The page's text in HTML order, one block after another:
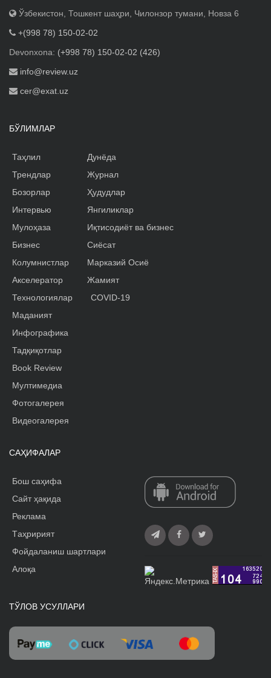
Ўзбекистон, Тошкент шаҳри, Чилонзор тумани, Новза 6
+(998 78) 150-02-02
Devonxona: (+998 78) 150-02-02 (426)
info@review.uz
cer@exat.uz
БЎЛИМЛАР
Таҳлил
Трендлар
Бозорлар
Интервью
Мулоҳаза
Бизнес
Колумнистлар
Акселератор
Дунёда
Журнал
Ҳудудлар
Янгиликлар
Иқтисодиёт ва бизнес
Сиёсат
Марказий Осиё
Жамият
Технологиялар
Маданият
Инфографика
Тадқиқотлар
Book Review
Мултимедиа
Фотогалерея
Видеогалерея
COVID-19
САҲИФАЛАР
Бош саҳифа
Сайт ҳақида
Реклама
Tаҳририят
Фойдаланиш шартлари
Алоқа
ТЎЛОВ УСУЛЛАРИ